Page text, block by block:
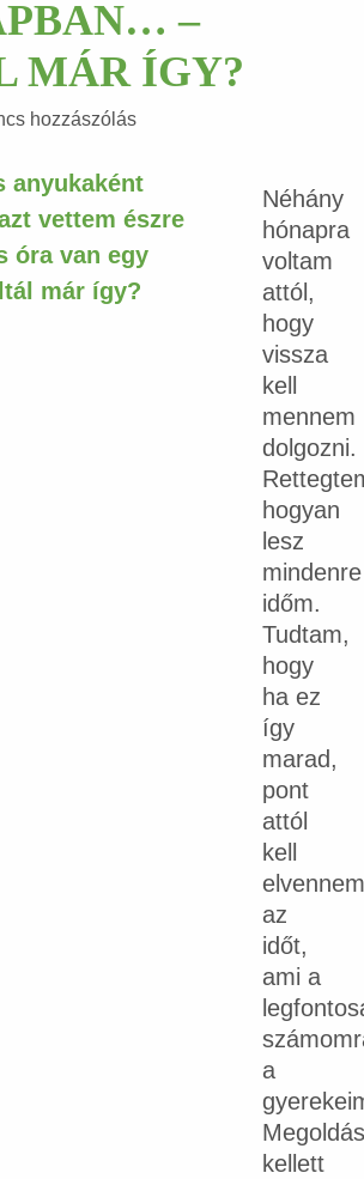
–
MÁR ÍGY?
hozzászólás
Néhány
hónapra
voltam
attól,
hogy
vissza
kell
mennem
dolgozni.
hogyan
lesz
mindenre
időm.
Tudtam,
hogy
ha ez
így
marad,
pont
attól
kell
elvennem
az
időt,
ami a
a
kellett